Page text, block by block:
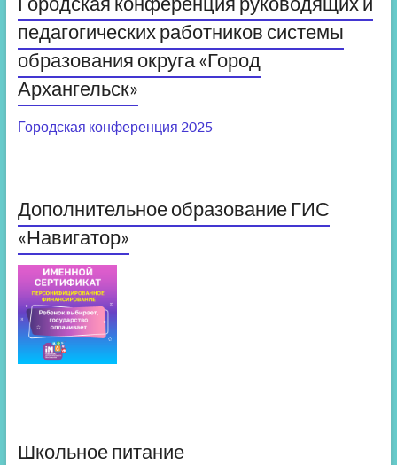
педагогических работников системы
образования округа «Город
Архангельск»
Городская конференция 2025
Дополнительное образование ГИС
«Навигатор»
Школьное питание